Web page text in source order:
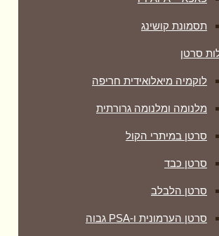
תסמונת קושינג
סרטן
לוקמיה מיאלואידית חריפה
מלנומה ומלנומה גרורתית
סרטן במיתרי הקול
סרטן כבד
סרטן הלבלב
סרטן הערמונית ו-PSA גבוה